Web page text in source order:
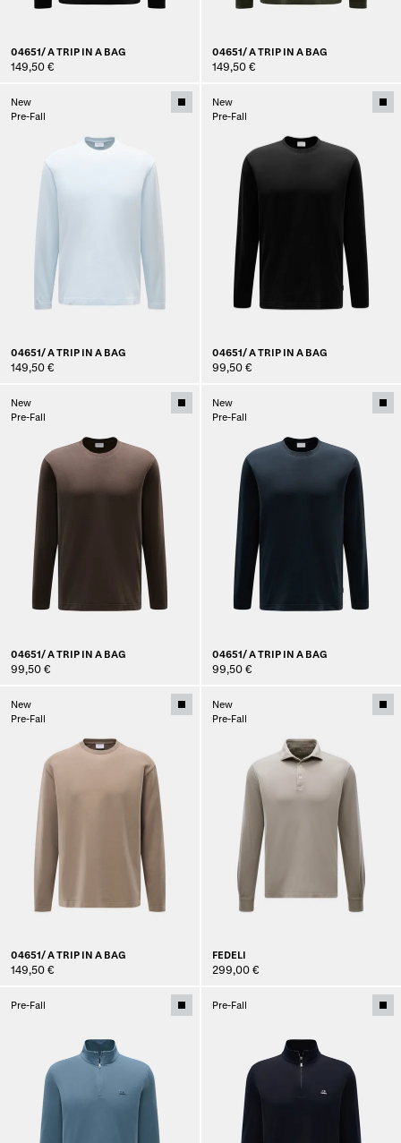
04651/ A TRIP IN A BAG
149,50 €
04651/ A TRIP IN A BAG
149,50 €
New
Pre-Fall
04651/ A TRIP IN A BAG
149,50 €
New
Pre-Fall
04651/ A TRIP IN A BAG
99,50 €
New
Pre-Fall
04651/ A TRIP IN A BAG
99,50 €
New
Pre-Fall
04651/ A TRIP IN A BAG
99,50 €
New
Pre-Fall
04651/ A TRIP IN A BAG
149,50 €
New
Pre-Fall
FEDELI
299,00 €
Pre-Fall Pre-Fall